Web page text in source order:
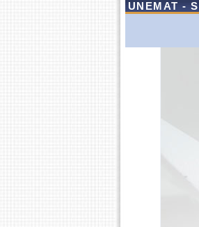
UNEMAT -